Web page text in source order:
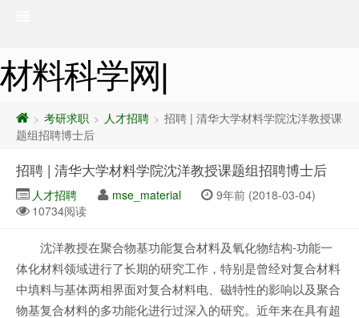
材料科学网|
> 考研求职 > 人才招聘 > 招聘 | 清华大学材料学院沈洋教授课
题组招聘博士后
招聘 | 清华大学材料学院沈洋教授课题组招聘博士后
人才招聘 mse_material
9年前 (2018-03-04)
10734阅读
沈洋教授在聚合物基功能复合材料及氧化物结构-功能一
体化材料领域进行了长期的研究工作，特别是曾经对复合材料
中填料与基体两相界面对复合材料电、磁特性的影响以及聚合
物基复合材料的多功能化进行过深入的研究。近年来在具有超